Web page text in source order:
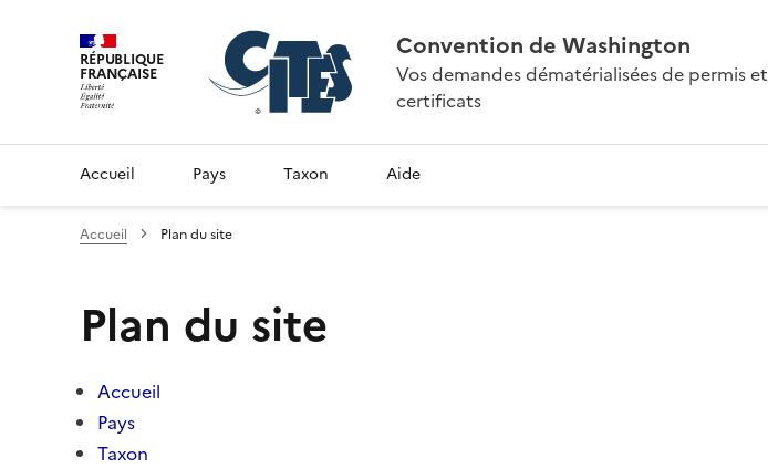
RÉPUBLIQUE
FRANÇAISE
Convention de Washington
Vos demandes dématérialisées de permis et
certificats
Accueil Pays Taxon Aide
Accueil Plan du site
Plan du site
Accueil
Pays
Taxon